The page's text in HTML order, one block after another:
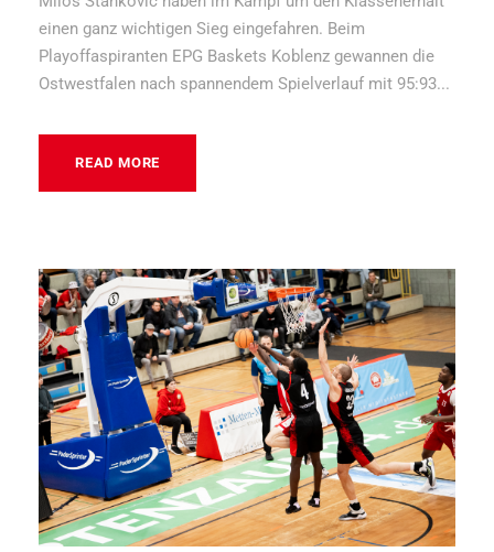
einen ganz wichtigen Sieg eingefahren. Beim
Playoffaspiranten EPG Baskets Koblenz gewannen die
Ostwestfalen nach spannendem Spielverlauf mit 95:93...
READ MORE